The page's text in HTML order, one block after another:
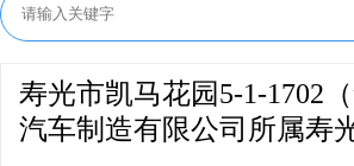
寿光市凯马花园5-1-1702
汽车制造有限公司所属寿